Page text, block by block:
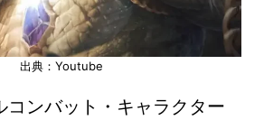
出典：Youtube
コンバット・キャラクター